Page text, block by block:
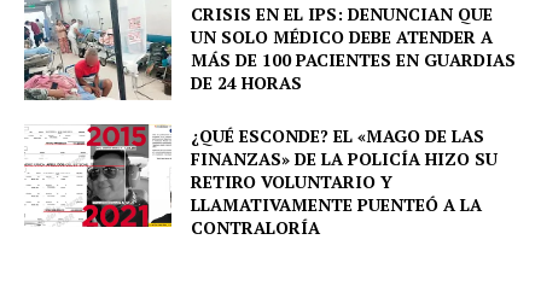
CRISIS EN EL IPS: DENUNCIAN QUE
UN SOLO MÉDICO DEBE ATENDER A
MÁS DE 100 PACIENTES EN GUARDIAS
DE 24 HORAS
¿QUÉ ESCONDE? EL «MAGO DE LAS
FINANZAS» DE LA POLICÍA HIZO SU
RETIRO VOLUNTARIO Y
LLAMATIVAMENTE PUENTEÓ A LA
CONTRALORÍA